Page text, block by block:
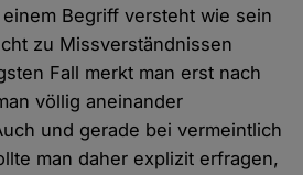
Begriff versteht wie sein
zu Missverständnissen
Fall merkt man erst nach
völlig aneinander
und gerade bei vermeintlich
man daher explizit erfragen,